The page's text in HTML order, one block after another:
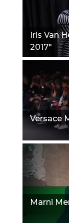
Iris Van
2017"
Versace
Marni